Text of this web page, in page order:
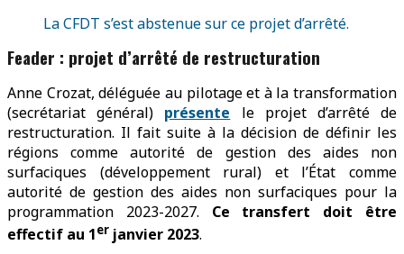
La CFDT s’est abstenue sur ce projet d’arrêté.
Feader : projet d’arrêté de restructuration
Anne Crozat, déléguée au pilotage et à la transformation
(secrétariat général) présente le projet d’arrêté de
restructuration. Il fait suite à la décision de définir les
régions comme autorité de gestion des aides non
surfaciques (développement rural) et l’État comme
autorité de gestion des aides non surfaciques pour la
programmation 2023-2027. Ce transfert doit être
effectif au 1er janvier 2023.